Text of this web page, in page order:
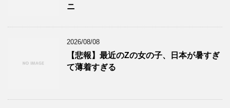
ニ
2026/08/08
【悲報】最近のZの女の子、日本が暑すぎ
て薄着すぎる